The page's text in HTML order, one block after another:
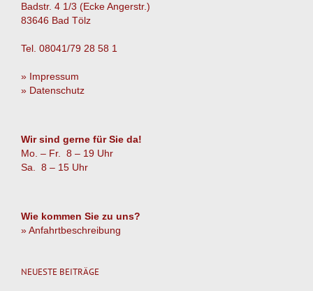
Badstr. 4 1/3 (Ecke Angerstr.)
83646 Bad Tölz
Tel. 08041/79 28 58 1
» Impressum
» Datenschutz
Wir sind gerne für Sie da!
Mo. – Fr. 8 – 19 Uhr
Sa. 8 – 15 Uhr
Wie kommen Sie zu uns?
» Anfahrtbeschreibung
NEUESTE BEITRÄGE